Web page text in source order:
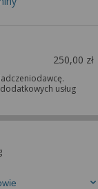
250,00 zł
usług